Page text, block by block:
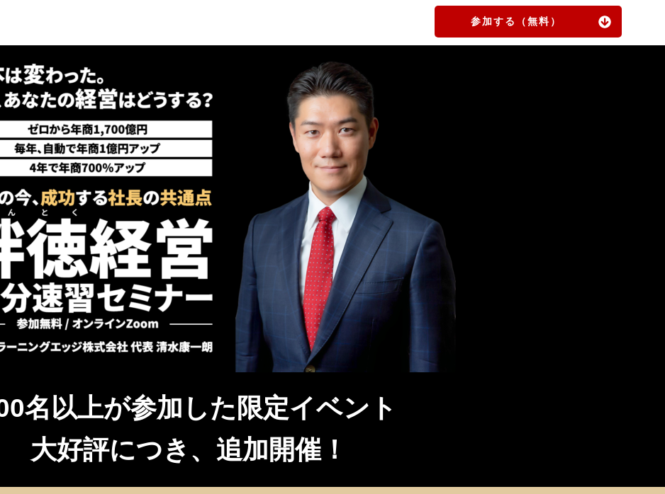
参加する（無料）
名以上が参加した限定イベント
大好評につき、追加開催！